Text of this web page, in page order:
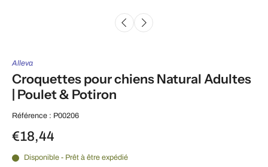
Alleva
Croquettes pour chiens Natural Adultes
| Poulet & Potiron
Référence : P00206
€18,44
Disponible - Prêt à être expédié